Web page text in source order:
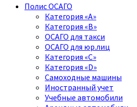
Полис ОСАГО
Категория «A»
Категория «B»
ОСАГО для такси
ОСАГО для юр.лиц
Категория «C»
Категория «D»
Самоходные машины
Иностранный учет
Учебные автомобили